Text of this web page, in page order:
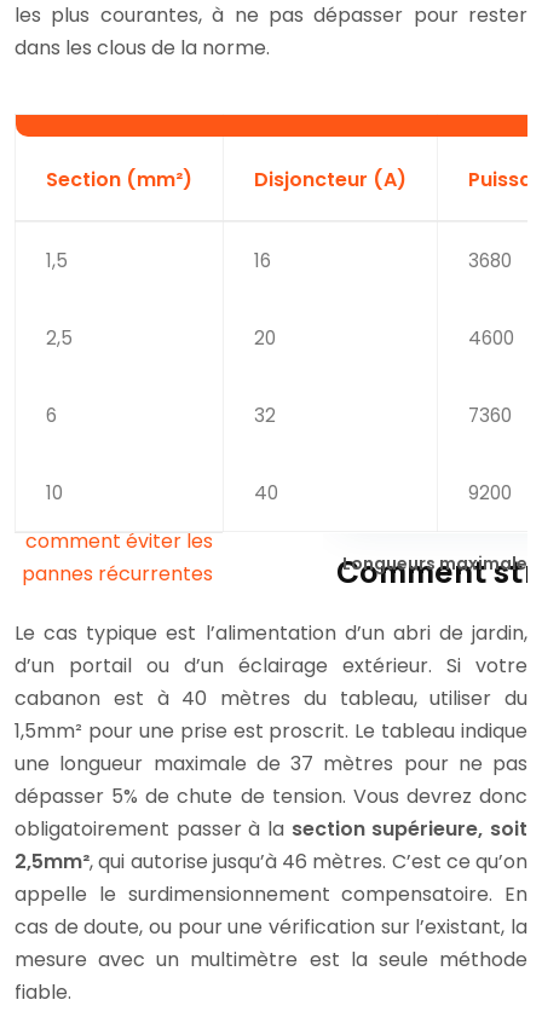
les plus courantes, à ne pas dépasser pour rester
dans les clous de la norme.
Longueurs
Section (mm²) Disjoncteur (A)
1,5 16 3680
2,5 20 4600
6 32 7360
10 40 9200
Le cas typique est l’alimentation d’un abri de jardin,
d’un portail ou d’un éclairage extérieur. Si votre
cabanon est à 40 mètres du tableau, utiliser du
1,5mm² pour une prise est proscrit. Le tableau indique
une longueur maximale de 37 mètres pour ne pas
dépasser 5% de chute de tension. Vous devrez donc
obligatoirement passer à la section supérieure, soit
2,5mm², qui autorise jusqu’à 46 mètres. C’est ce qu’on
appelle le surdimensionnement compensatoire. En
cas de doute, ou pour une vérification sur l’existant, la
mesure avec un multimètre est la seule méthode
fiable.